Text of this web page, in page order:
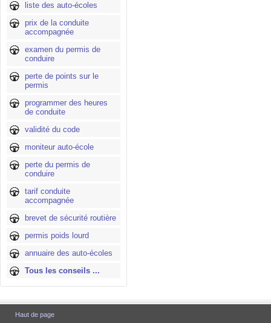
liste des auto-écoles
prix de la conduite
accompagnée
examen du permis de
conduire
perte de points sur le
permis
programmer des heures
de conduite
validité du code
moniteur auto-école
perte du permis de
conduire
tarif conduite
accompagnée
brevet de sécurité routière
permis poids lourd
annuaire des auto-écoles
Tous les conseils ...
Haut de page